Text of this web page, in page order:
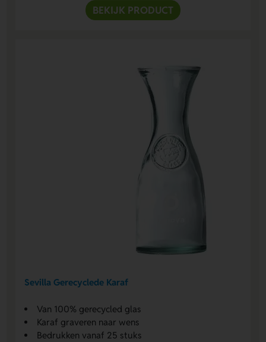
BEKIJK PRODUCT
Sevilla Gerecyclede Karaf
Van 100% gerecycled glas
Karaf graveren naar wens
Bedrukken vanaf 25 stuks